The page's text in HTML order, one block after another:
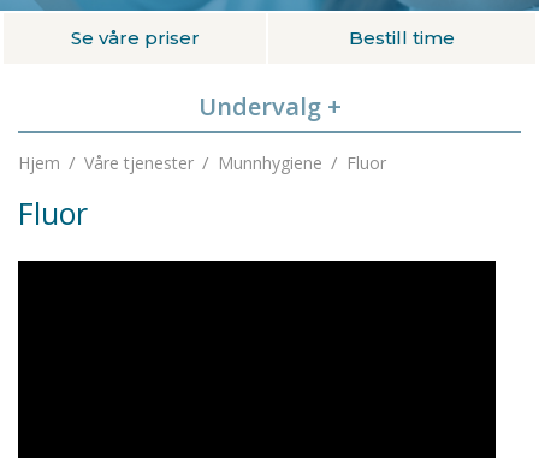
Se våre priser Bestill time
Undervalg +
Hjem / Våre tjenester / Munnhygiene / Fluor
Fluor